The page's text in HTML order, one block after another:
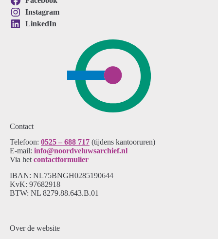
Contact
Telefoon: 0525 – 688 717 (tijdens kantooruren)
E-mail: info@noordveluwsarchief.nl
Via het contactformulier
IBAN: NL75BNGH0285190644
KvK: 97682918
BTW: NL 8279.88.643.B.01
Over de website
Instagram
LinkedIn